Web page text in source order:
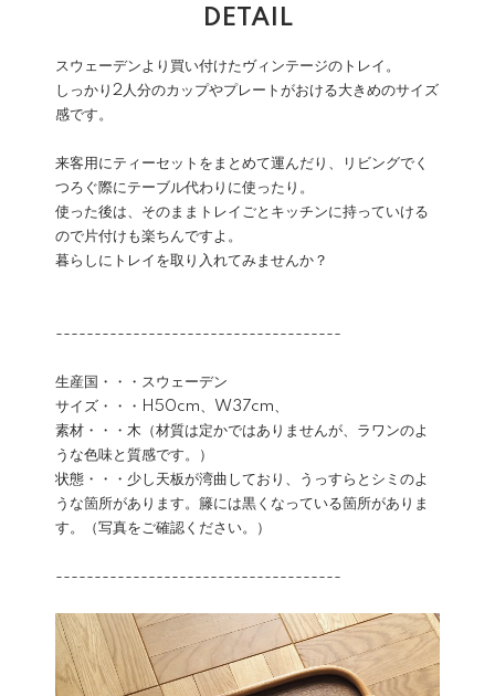
DETAIL
スウェーデンより買い付けたヴィンテージのトレイ。
しっかり2人分のカップやプレートがおける大きめのサイズ
感です。
来客用にティーセットをまとめて運んだり、リビングでく
つろぐ際にテーブル代わりに使ったり。
使った後は、そのままトレイごとキッチンに持っていける
ので片付けも楽ちんですよ。
暮らしにトレイを取り入れてみませんか？
-------------------------------------
生産国・・・スウェーデン
サイズ・・・H50cm、W37cm、
素材・・・木（材質は定かではありませんが、ラワンのよ
うな色味と質感です。）
状態・・・少し天板が湾曲しており、うっすらとシミのよ
うな箇所があります。籐には黒くなっている箇所がありま
す。（写真をご確認ください。）
-------------------------------------